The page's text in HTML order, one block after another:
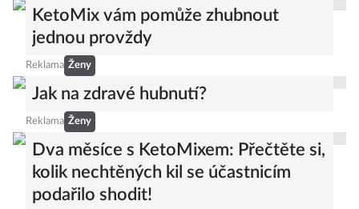
KetoMix vám pomůže zhubnout
jednou provždy
Reklama Ženy
Jak na zdravé hubnutí?
Reklama Ženy
Dva měsíce s KetoMixem: Přečtěte si,
kolik nechtěných kil se účastnicím
podařilo shodit!